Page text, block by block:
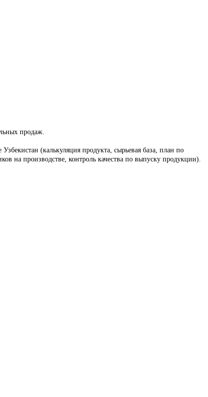
продаж.
(калькуляция продукта, сырьевая база, план по
на производстве, контроль качества по выпуску продукции).